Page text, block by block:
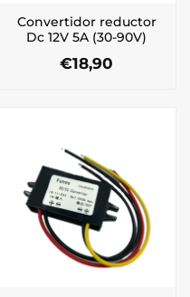
Convertidor reductor
Dc 12V 5A (30-90V)
€18,90